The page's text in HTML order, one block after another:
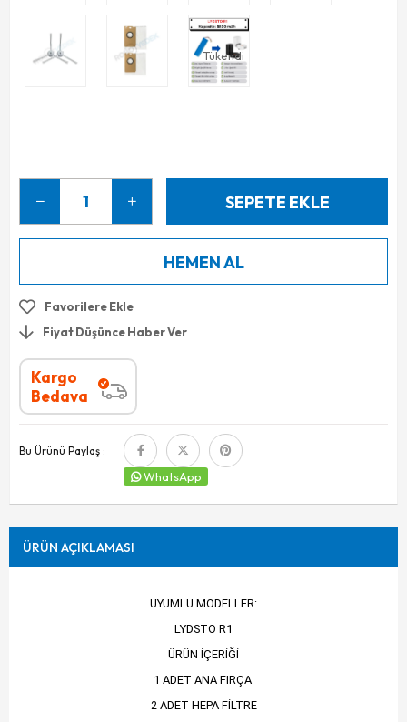
Tükendi
Favorilere Ekle
Fiyat Düşünce Haber Ver
Kargo
Bedava
Bu Ürünü Paylaş :
WhatsApp
ÜRÜN AÇIKLAMASI
UYUMLU MODELLER:
LYDSTO R1
ÜRÜN İÇERİĞİ
1 ADET ANA FIRÇA
2 ADET HEPA FİLTRE